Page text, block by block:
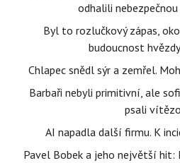
odhalili
Byl to rozlučkový zápas,
budoucnost
Chlapec snědl sýr a zemřel.
Barbaři nebyli primitivní, ale
psali
AI napadla další firmu. K
Pavel Bobek a jeho největší hit: